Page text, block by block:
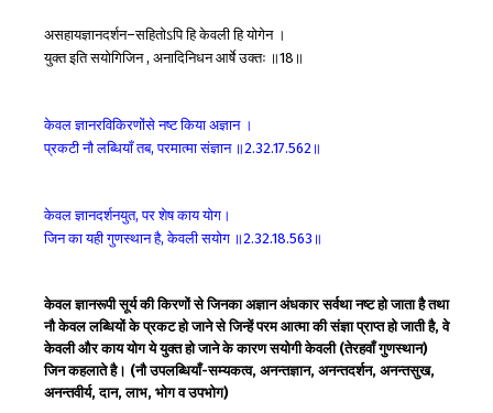
असहायज्ञानदर्शन–सहितोऽपिहिकेवलीहियोगेन ।
युक्तइतिसयोगिजिन, अनादिनिधनआर्षेउक्तः ॥18 ॥
केवलज्ञानरविकिरणोंसेनष्टकियाअज्ञान ।
प्रकटीनौलब्धियाँतब,परमात्मासंज्ञान ॥2.32.17.562 ॥
केवलज्ञानदर्शनयुत,परशेषकाययोग।
जिनकायहीगुणस्थानहै,केवलीसयोग ॥2.32.18.563 ॥
केवल ज्ञानरूपी सूर्य की किरणों से जिनका अज्ञान अंधकार सर्वथा नष्ट हो जाता है तथा
नौ केवल लब्धियों के प्रकट हो जाने से जिन्हें परम आत्मा की संज्ञा प्राप्त हो जाती है, वे
केवली और काय योग ये युक्त हो जाने के कारण सयोगी केवली (तेरहवाँ गुणस्थान)
जिन कहलाते है। (नौ उपलब्धियाँ-सम्यकत्व, अनन्तज्ञान, अनन्तदर्शन, अनन्तसुख,
अनन्तवीर्य, दान, लाभ, भोग व उपभोग)